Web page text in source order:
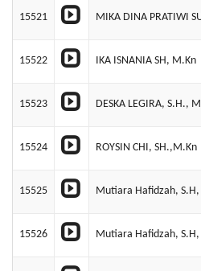
15521 MIKA DINA PRATIWI
15522 IKA ISNANIA SH, M.Kn
15523 DESKA LEGIRA, S.H.,
15524 ROYSIN CHI, SH.,M.Kn
15525 Mutiara Hafidzah,
15526 Mutiara Hafidzah,